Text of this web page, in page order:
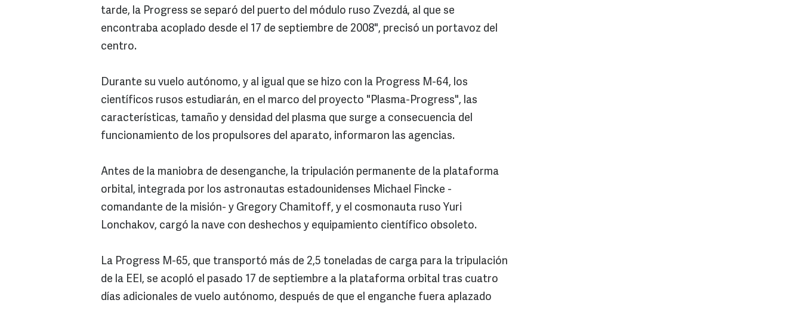
tarde, la Progress se separó del puerto del módulo ruso Zvezdá, al que se
encontraba acoplado desde el 17 de septiembre de 2008", precisó un portavoz del
centro.
Durante su vuelo autónomo, y al igual que se hizo con la Progress M-64, los
científicos rusos estudiarán, en el marco del proyecto "Plasma-Progress", las
características, tamaño y densidad del plasma que surge a consecuencia del
funcionamiento de los propulsores del aparato, informaron las agencias.
Antes de la maniobra de desenganche, la tripulación permanente de la plataforma
orbital, integrada por los astronautas estadounidenses Michael Fincke -
comandante de la misión- y Gregory Chamitoff, y el cosmonauta ruso Yuri
Lonchakov, cargó la nave con deshechos y equipamiento científico obsoleto.
La Progress M-65, que transportó más de 2,5 toneladas de carga para la tripulación
de la EEI, se acopló el pasado 17 de septiembre a la plataforma orbital tras cuatro
días adicionales de vuelo autónomo, después de que el enganche fuera aplazado